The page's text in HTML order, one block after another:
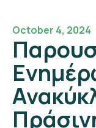
October 4, 2024